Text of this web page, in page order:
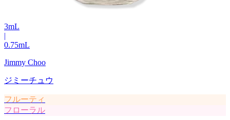
3mL
|
0.75mL
Jimmy Choo
ジミーチュウ
フルーティ
フローラル